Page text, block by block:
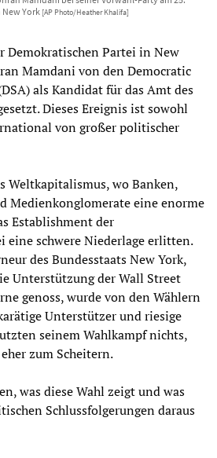
York [AP Photo/Heather Khalifa]
Demokratischen Partei in New
Mamdani von den Democratic
als Kandidat für das Amt des
Dieses Ereignis ist sowohl
von großer politischer
Weltkapitalismus, wo Banken,
Medienkonglomerate eine enorme
Establishment der
eine schwere Niederlage erlitten.
des Bundesstaats New York,
Unterstützung der Wall Street
genoss, wurde von den Wählern
Unterstützer und riesige
seinem Wahlkampf nichts,
zum Scheitern.
was diese Wahl zeigt und was
Schlussfolgerungen daraus